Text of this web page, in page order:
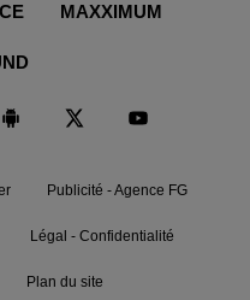
MAXXIMUM
Publicité - Agence FG
Légal - Confidentialité
Plan du site